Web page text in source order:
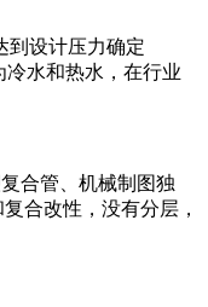
到设计压力确定
水和热水，在行业
合管、机械制图独
合改性，没有分层，